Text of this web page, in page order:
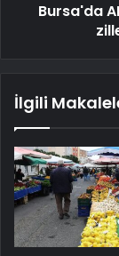
Bursa'da
İlgili